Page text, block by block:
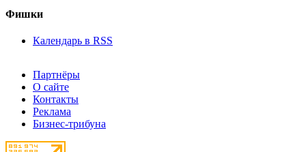
Фишки
Календарь в RSS
Партнёры
О сайте
Контакты
Реклама
Бизнес-трибуна